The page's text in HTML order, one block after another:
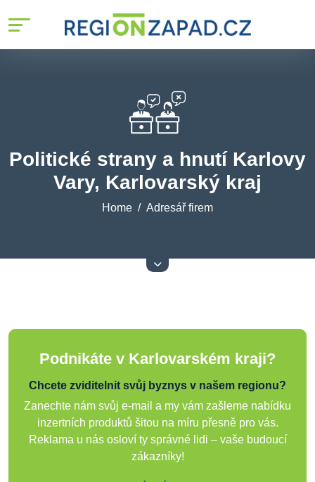
Politické strany a hnutí Karlovy
Vary, Karlovarský kraj
Home Adresář firem
Podnikáte v Karlovarském kraji?
Chcete zviditelnit svůj byznys v našem regionu?
Zanechte nám svůj e-mail a my vám zašleme nabídku
inzertních produktů šitou na míru přesně pro vás.
Reklama u nás osloví ty správné lidi – vaše budoucí
zákazníky!